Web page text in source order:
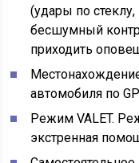
(удары по
бесшумный
приходить
автомобиля по
Режим VALET.
экстренная